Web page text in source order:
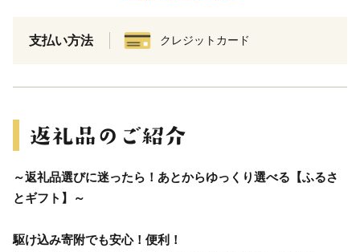
支払い方法 クレジットカード
～返礼品選びに迷ったら！あとからゆっくり選べる【ふるさ
とギフト】～
駆け込み寄附でも安心！便利！